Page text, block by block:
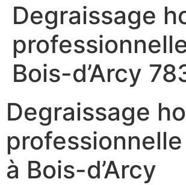
Degraissage
Bois-d’Arcy
Degraissage
professionnelle
à Bois-d’Arcy